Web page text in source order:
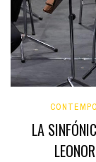
LA